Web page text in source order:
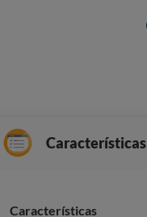
Características
Características